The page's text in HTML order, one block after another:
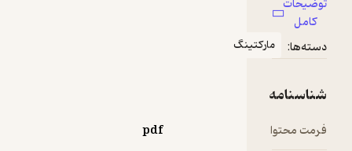
عمومی و
تاثیرگذاری
مردم
توضیحات
کامل
دسته‌ها:
مارکتینگ
شناسنامه
فرمت محتوا pdf